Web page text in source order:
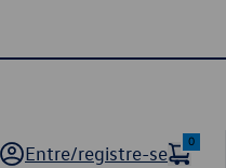
Entre/registre-se
0